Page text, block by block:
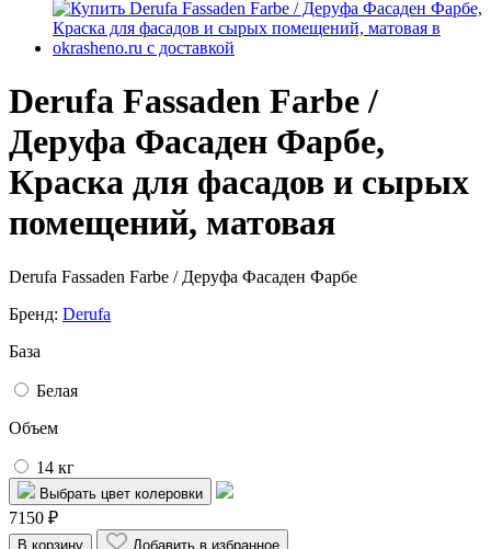
Derufa Fassaden Farbe /
Деруфа Фасаден Фарбе,
Краска для фасадов и сырых
помещений, матовая
Derufa Fassaden Farbe / Деруфа Фасаден Фарбе
Бренд: Derufa
База
Белая
Объем
14 кг
Выбрать цвет колеровки
7150 ₽
В корзину
Добавить в избранное